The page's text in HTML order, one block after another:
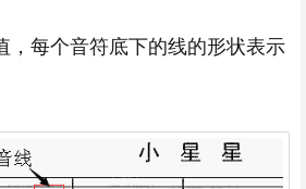
，每个音符底下的线的形状表示